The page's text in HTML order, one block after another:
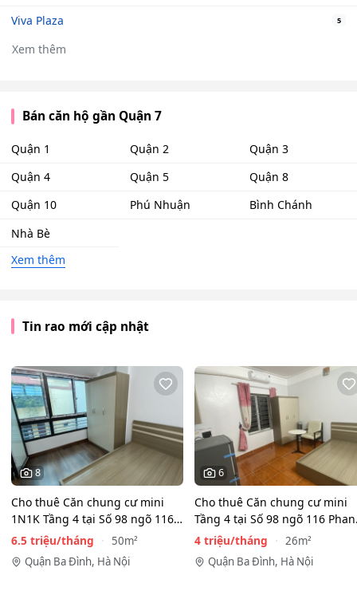
Viva Plaza 5
Xem thêm
Bán căn hộ gần Quận 7
Quận 1 Quận 2
Quận 3
Quận 4
Quận 5
Quận 8
Quận 10
Phú Nhuận
Bình Chánh
Nhà Bè
Xem thêm
Tin rao mới cập nhật
8
Cho thuê Căn chung cư mini
1N1K Tầng 4 tại Số 98 ngõ 116
Phan Kế Bính, Ba Đình.…
6.5 triệu/tháng
50m²
Quận Ba Đình, Hà Nội
6
Cho thuê Căn chung cư mini
Tầng 4 tại Số 98 ngõ 116 Phan
Kế Bính, Cống Vị, Ba…
4 triệu/tháng
26m²
Quận Ba Đình, Hà Nội